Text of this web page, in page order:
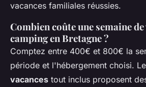
vacances familiales réussies.
Combien coûte une semaine de
camping en Bretagne ?
Comptez entre 400€ et 800€ la
période et l'hébergement choisi.
vacances tout inclus proposent